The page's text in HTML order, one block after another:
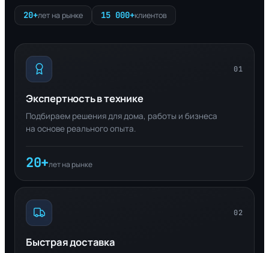
20+лет на рынке 15 000+клиентов
01
Экспертность в технике
Подбираем решения для дома, работы и бизнеса
на основе реального опыта.
20+лет на рынке
02
Быстрая доставка